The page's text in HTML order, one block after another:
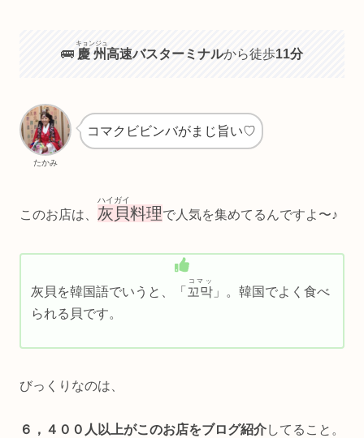
🚌 慶州
キョンジュ
高速バスターミナルから徒歩11分
たかみ
コマクビビンバがまじ旨い♡
このお店は、 灰貝
ハイガイ
料理で人気を集めてるんですよ〜♪
灰貝を韓国語でいうと、「 꼬막
コマッ
」。韓国でよく食べ
られる貝です。
びっくりなのは、
６，４００人以上がこのお店をブログ紹介してること。